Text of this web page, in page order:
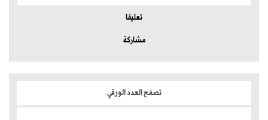
تعليقا
مشاركة
تصفح العدد الورقي